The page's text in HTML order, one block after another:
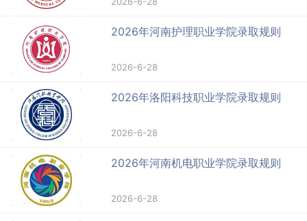
2026年河南护理职业学院录取规则
2026-6-28
2026年洛阳科技职业学院录取规则
2026-6-28
2026年河南机电职业学院录取规则
2026-6-28